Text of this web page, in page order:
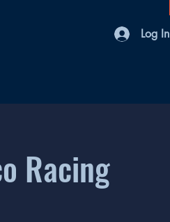
Log In
Racing